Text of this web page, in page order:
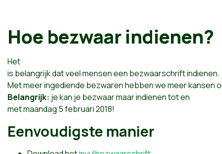
Hoe bezwaar indienen?
Het
is belangrijk dat veel mensen een bezwaarschrift indienen.
Met meer ingediende bezwaren hebben we meer kansen
Belangrijk: je kan je bezwaar maar indienen tot en
met maandag 5 februari 2018!
Eenvoudigste manier